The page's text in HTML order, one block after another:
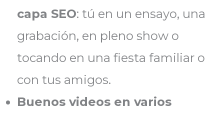
capa SEO: tú en un ensayo, una
grabación, en pleno show o
tocando en una fiesta familiar o
con tus amigos.
Buenos videos en varios